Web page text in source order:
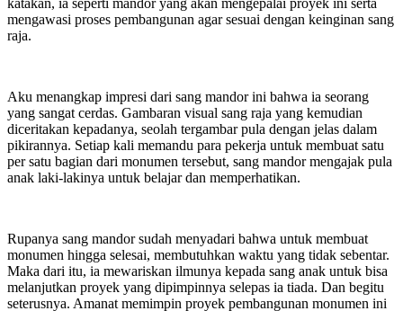
mengawasi proses pembangunan agar sesuai dengan keinginan sang
raja.
Aku menangkap impresi dari sang mandor ini bahwa ia seorang
yang sangat cerdas. Gambaran visual sang raja yang kemudian
diceritakan kepadanya, seolah tergambar pula dengan jelas dalam
pikirannya. Setiap kali memandu para pekerja untuk membuat satu
per satu bagian dari monumen tersebut, sang mandor mengajak pula
anak laki-lakinya untuk belajar dan memperhatikan.
Rupanya sang mandor sudah menyadari bahwa untuk membuat
monumen hingga selesai, membutuhkan waktu yang tidak sebentar.
Maka dari itu, ia mewariskan ilmunya kepada sang anak untuk bisa
melanjutkan proyek yang dipimpinnya selepas ia tiada. Dan begitu
seterusnya. Amanat memimpin proyek pembangunan monumen ini